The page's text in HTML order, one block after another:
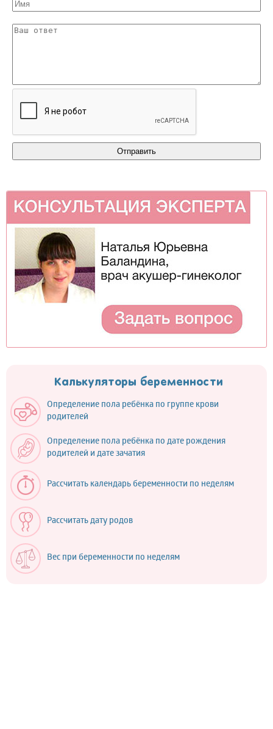
Калькуляторы беременности
Определение пола ребёнка по группе крови
родителей
Определение пола ребёнка по дате рождения
родителей и дате зачатия
Рассчитать календарь беременности по неделям
Рассчитать дату родов
Вес при беременности по неделям